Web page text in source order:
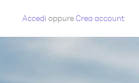
Accedi oppureCrea account